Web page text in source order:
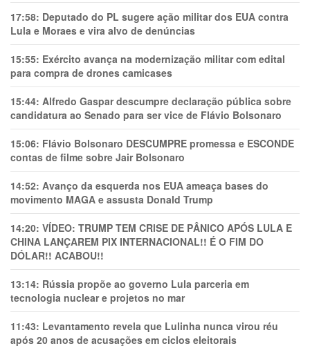
17:58: Deputado do PL sugere ação militar dos EUA contra
Lula e Moraes e vira alvo de denúncias
15:55: Exército avança na modernização militar com edital
para compra de drones camicases
15:44: Alfredo Gaspar descumpre declaração pública sobre
candidatura ao Senado para ser vice de Flávio Bolsonaro
15:06: Flávio Bolsonaro DESCUMPRE promessa e ESCONDE
contas de filme sobre Jair Bolsonaro
14:52: Avanço da esquerda nos EUA ameaça bases do
movimento MAGA e assusta Donald Trump
14:20: VÍDEO: TRUMP TEM CRlSE DE PÂNlCO APÓS LULA E
CHINA LANÇAREM PIX INTERNACIONAL!! É O FIM DO
DÓLAR!! ACABOU!!
13:14: Rússia propõe ao governo Lula parceria em
tecnologia nuclear e projetos no mar
11:43: Levantamento revela que Lulinha nunca virou réu
após 20 anos de acusações em ciclos eleitorais